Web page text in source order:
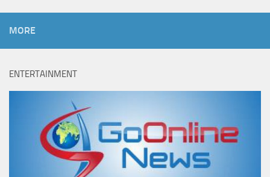
MORE
ENTERTAINMENT